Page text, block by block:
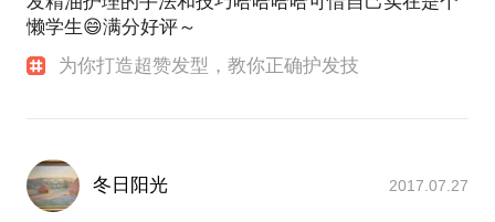
懒学生😄满分好评～
为你打造超赞发型，教你正确护发技
冬日阳光 2017.07.27